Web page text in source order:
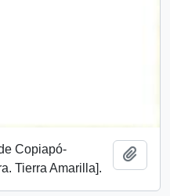
Copiapó-
Tierra Amarilla].